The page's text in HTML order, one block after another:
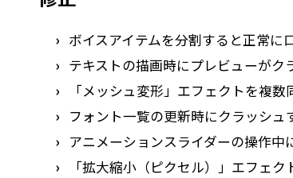
ボイスアイテムを分割すると正常に
テキストの描画時にプレビューが
「メッシュ変形」エフェクトを複
フォント一覧の更新時にクラッシ
アニメーションスライダーの操作
「拡大縮小（ピクセル）」エフェ